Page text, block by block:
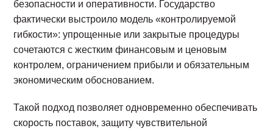
безопасности и оперативности. Государство
фактически выстроило модель «контролируемой
гибкости»: упрощенные или закрытые процедуры
сочетаются с жестким финансовым и ценовым
контролем, ограничением прибыли и обязательным
экономическим обоснованием.
Такой подход позволяет одновременно обеспечивать
скорость поставок, защиту чувствительной